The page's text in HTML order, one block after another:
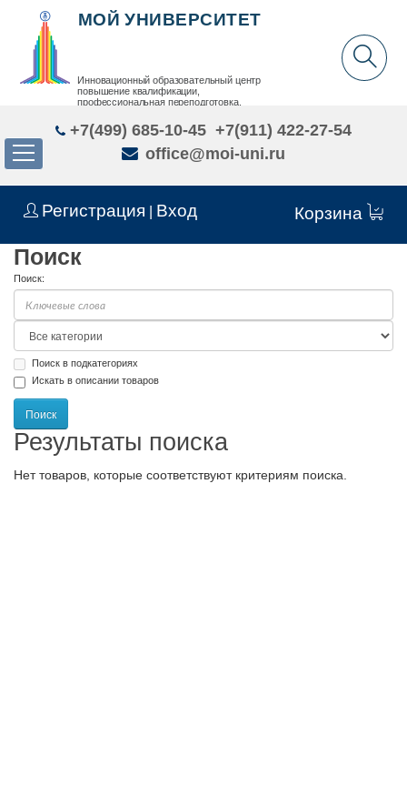
Регистрация Вход Корзина
МОЙ УНИВЕРСИТЕТ
Инновационный образовательный центр
повышение квалификации,
профессиональная переподготовка,
+7(499) 685-10-45 +7(911) 422-27-54
office@moi-uni.ru
Поиск
Поиск:
Поиск в подкатегориях
Искать в описании товаров
Результаты поиска
Нет товаров, которые соответствуют критериям поиска.